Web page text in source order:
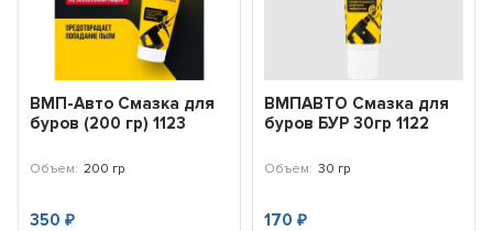
ВМП-Авто Смазка для
буров (200 гр) 1123
Объем: 200 гр
350₽
ВМПАВТО Смазка для
буров БУР 30гр 1122
Объем: 30 гр
170 ₽